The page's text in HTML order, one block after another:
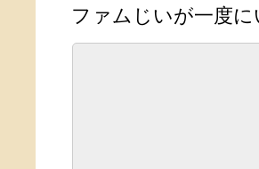
ファムじいが一度